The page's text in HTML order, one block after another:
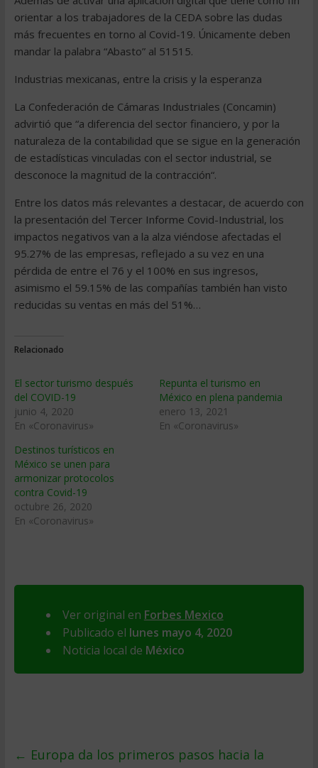
orientar a los trabajadores de la CEDA sobre las dudas
más frecuentes en torno al Covid-19. Únicamente deben
mandar la palabra “Abasto” al 51515.
Industrias mexicanas, entre la crisis y la esperanza
La Confederación de Cámaras Industriales (Concamin)
advirtió que “a diferencia del sector financiero, y por la
naturaleza de la contabilidad que se sigue en la generación
de estadísticas vinculadas con el sector industrial, se
desconoce la magnitud de la contracción“.
Entre los datos más relevantes a destacar, de acuerdo con
la presentación del Tercer Informe Covid-Industrial, los
impactos negativos van a la alza viéndose afectadas el
95.27% de las empresas, reflejado a su vez en una
pérdida de entre el 76 y el 100% en sus ingresos,
asimismo el 59.15% de las compañías también han visto
reducidas su ventas en más del 51%…
Relacionado
El sector turismo después
del COVID-19
junio 4, 2020
En «Coronavirus»
Repunta el turismo en
México en plena pandemia
enero 13, 2021
En «Coronavirus»
Destinos turísticos en
México se unen para
armonizar protocolos
contra Covid-19
octubre 26, 2020
En «Coronavirus»
Ver original en Forbes Mexico
Publicado el lunes mayo 4, 2020
Noticia local de México
← Europa da los primeros pasos hacia la